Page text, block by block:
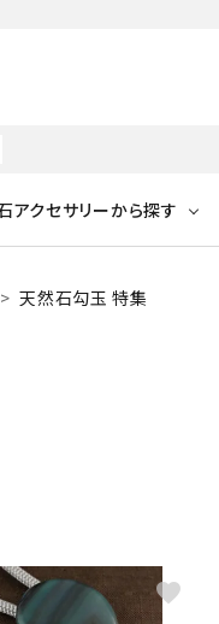
国産 原石/アクセサリー
シトリン
アクセサリーから探す
White
天然石勾玉 特集
favorite